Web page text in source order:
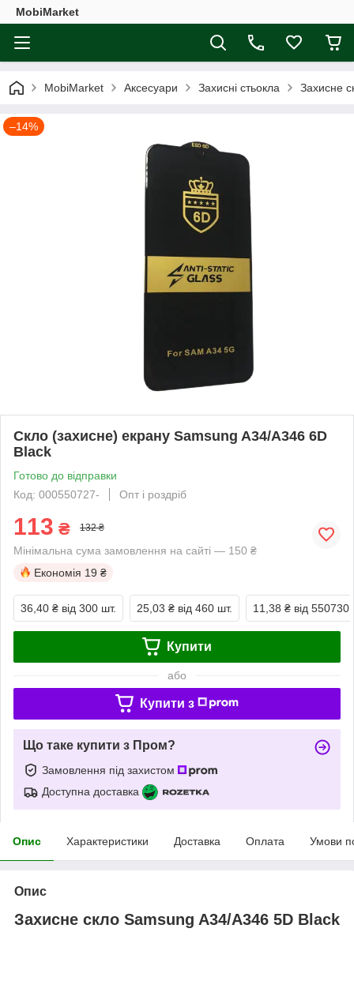
MobiMarket
MobiMarket Аксесуари Захисні стьокла Захисне
–14%
Скло (захисне) екрану Samsung A34/A346 6D
Black
Готово до відправки
Код: 000550727-
Опт і роздріб
113 ₴ 132 ₴
Мінімальна сума замовлення на сайті — 150 ₴
Економія 19 ₴
36,40 ₴ від 300 шт. 25,03 ₴ від 460 шт. 11,38 ₴ від 550730
Купити
або
Купити з
Що таке купити з Пром?
Замовлення під захистом
Доступна доставка
Опис Характеристики Доставка Оплата Умови
Опис
Захисне скло Samsung A34/A346 5D Black